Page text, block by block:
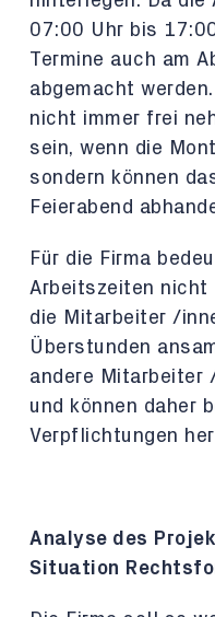
07:00 Uhr bis
Termine auch am
abgemacht
nicht immer frei
sein, wenn die
sondern können
Feierabend
Für die Firma
Arbeitszeiten nicht
die Mitarbeiter /
Überstunden
andere Mitarbeiter
und können daher
Verpflichtungen
Analyse des
Situation